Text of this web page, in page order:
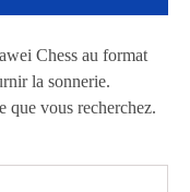
Chess au format
la sonnerie.
que vous recherchez.